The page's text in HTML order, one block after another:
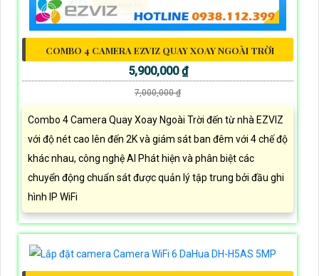
COMBO 4 CAMERA EZVIZ QUAY XOAY NGOÀI TRỜI
5,900,000 ₫
7,000,000 ₫
Combo 4 Camera Quay Xoay Ngoài Trời đến từ nhà EZVIZ
với độ nét cao lên đến 2K và giám sát ban đêm với 4 chế độ
khác nhau, công nghệ AI Phát hiện và phân biệt các
chuyển động chuẩn sát được quản lý tập trung bởi đầu ghi
hình IP WiFi